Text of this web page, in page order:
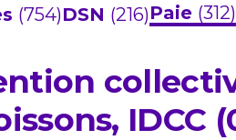
(754)DSN (216)Paie (312)
IDCC